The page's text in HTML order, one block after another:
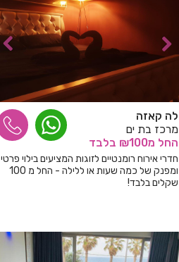
לה קאזה
מרכז בת ים
החל מ₪100 בלבד
חדרי אירוח רומנטיים לזוגות המציעים בילוי פרטי
ומפנק של כמה שעות או ללילה - החל מ 100
שקלים בלבד!